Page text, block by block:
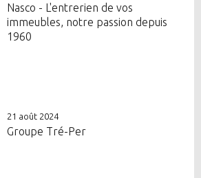
Nasco - L'entrerien de vos
immeubles, notre passion depuis
1960
21 août 2024
Groupe Tré-Per